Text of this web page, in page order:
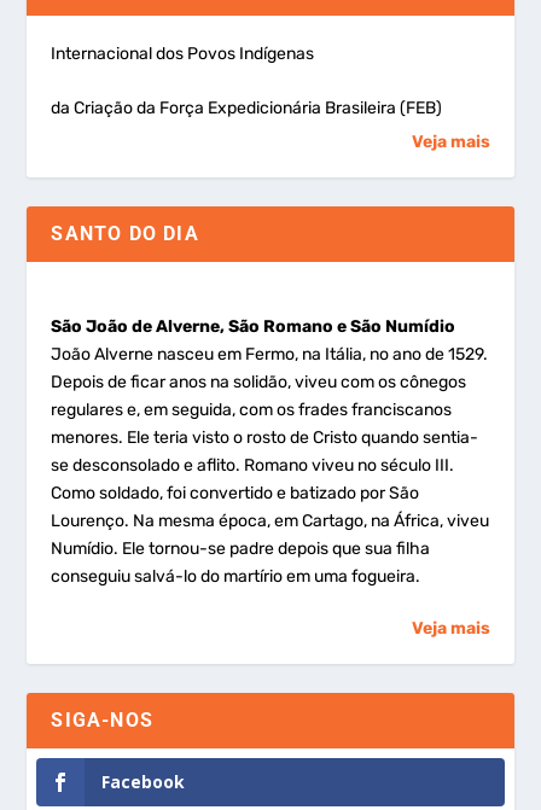
Internacional dos Povos Indígenas
da Criação da Força Expedicionária Brasileira (FEB)
Veja mais
SANTO DO DIA
São João de Alverne, São Romano e São Numídio
João Alverne nasceu em Fermo, na Itália, no ano de 1529.
Depois de ficar anos na solidão, viveu com os cônegos
regulares e, em seguida, com os frades franciscanos
menores. Ele teria visto o rosto de Cristo quando sentia-
se desconsolado e aflito. Romano viveu no século III.
Como soldado, foi convertido e batizado por São
Lourenço. Na mesma época, em Cartago, na África, viveu
Numídio. Ele tornou-se padre depois que sua filha
conseguiu salvá-lo do martírio em uma fogueira.
Veja mais
SIGA-NOS
Facebook